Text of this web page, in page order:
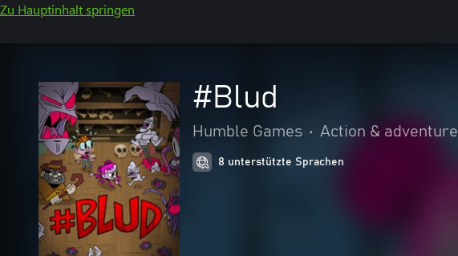
Zu Hauptinhalt springen
#Blud
Humble Games • Action & adventure
8 unterstützte Sprachen